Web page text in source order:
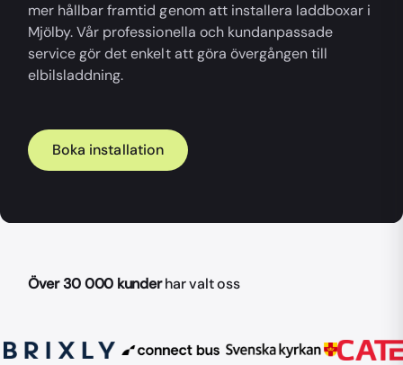
mer hållbar framtid genom att installera laddboxar i
Mjölby. Vår professionella och kundanpassade
service gör det enkelt att göra övergången till
elbilsladdning.
Boka installation
Över 30 000 kunderhar valt oss